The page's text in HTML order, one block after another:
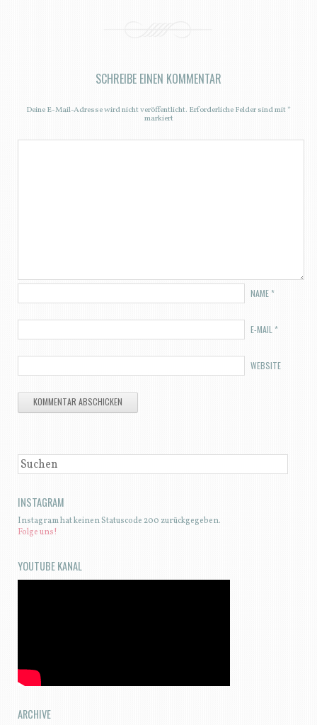
SCHREIBE EINEN KOMMENTAR
Deine E-Mail-Adresse wird nicht veröffentlicht. Erforderliche Felder sind mit*
markiert
NAME*
E-MAIL *
WEBSITE
SUCHEN
INSTAGRAM
Instagram hat keinen Statuscode 200 zurückgegeben.
Folge uns!
YOUTUBE KANAL
ARCHIVE